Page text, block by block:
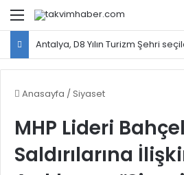
Menü
Antalya, D8 Yılın Turizm Şehri
Anasayfa /Siyaset
MHP Lideri
Saldırılarına